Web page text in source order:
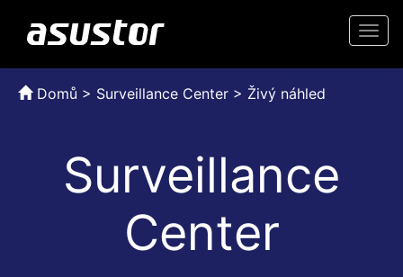
Domů > Surveillance Center > Živý náhled
Surveillance
Center